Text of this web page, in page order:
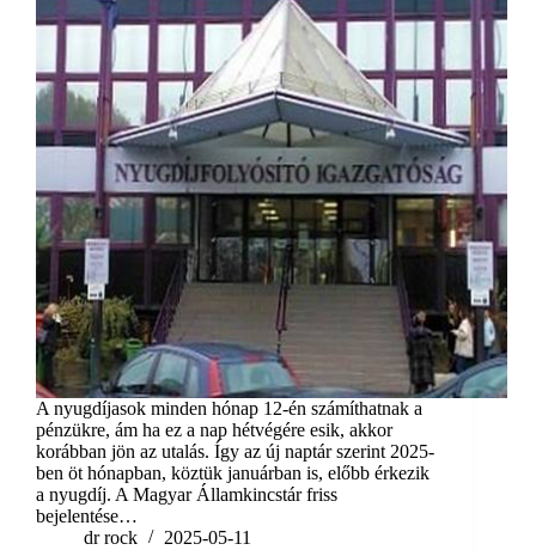
A nyugdíjasok minden hónap 12-én számíthatnak a
pénzükre, ám ha ez a nap hétvégére esik, akkor
korábban jön az utalás. Így az új naptár szerint 2025-
ben öt hónapban, köztük januárban is, előbb érkezik
a nyugdíj. A Magyar Államkincstár friss
bejelentése…
dr rock
2025-05-11